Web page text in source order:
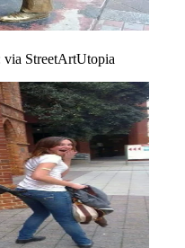
StreetArtUtopia